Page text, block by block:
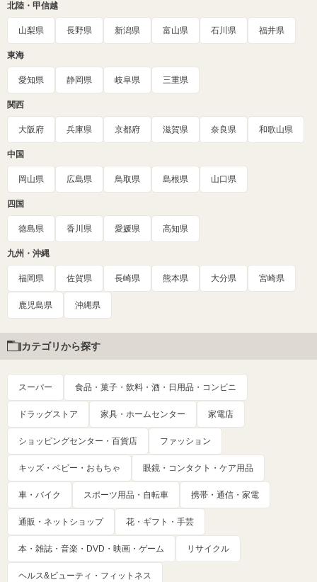
北陸・甲信越
山梨県 長野県 新潟県 富山県 石川県 福井県
東海
愛知県 静岡県 岐阜県 三重県
関西
大阪府 兵庫県 京都府 滋賀県 奈良県 和歌山県
中国
岡山県 広島県 鳥取県 島根県 山口県
四国
徳島県 香川県 愛媛県 高知県
九州・沖縄
福岡県 佐賀県 長崎県 熊本県 大分県 宮崎県
鹿児島県 沖縄県
カテゴリから探す
スーパー 食品・菓子・飲料・酒・日用品・コンビニ
ドラッグストア 家具・ホームセンター 家電店
ショッピングセンター・百貨店 ファッション
キッズ・ベビー・おもちゃ 眼鏡・コンタクト・ケア用品
車・バイク スポーツ用品・自転車 携帯・通信・家電
通販・ネットショップ 花・ギフト・手芸
本・雑誌・音楽・DVD・映画・ゲーム リサイクル
ヘルス&ビューティ・フィットネス